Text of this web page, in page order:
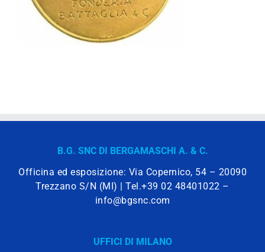
B.G. SNC DI BERGAMASCHI A. & C.
Officina ed esposizione: Via Copernico, 54 – 20090
Trezzano S/N (MI) | Tel.+39 02 48401022 –
info@bgsnc.com
UFFICI DI MILANO